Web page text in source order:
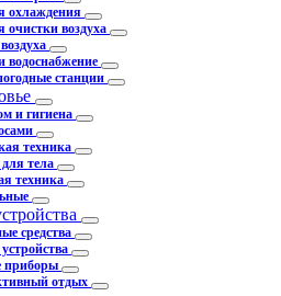
охлаждения
очистки воздуха
водоснабжение
станции
и гигиена
техника
тела
техника
средства
приборы
отдых